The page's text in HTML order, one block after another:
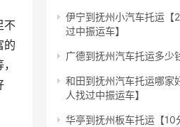
不
的
伊宁到抚州小汽车托运【
过中振运车】
广德到抚州汽车托运多少
和田到抚州汽车托运哪家
人找过中振运车】
华亭到抚州板车托运【10